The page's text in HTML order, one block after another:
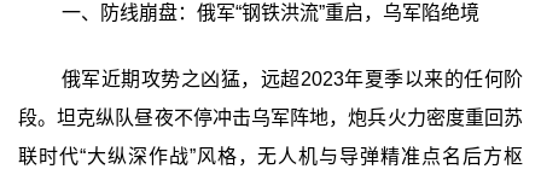
一、防线崩盘：俄军“钢铁洪流”重启，乌军陷绝境
俄军近期攻势之凶猛，远超2023年夏季以来的任何阶
段。坦克纵队昼夜不停冲击乌军阵地，炮兵火力密度重回苏
联时代“大纵深作战”风格，无人机与导弹精准点名后方枢